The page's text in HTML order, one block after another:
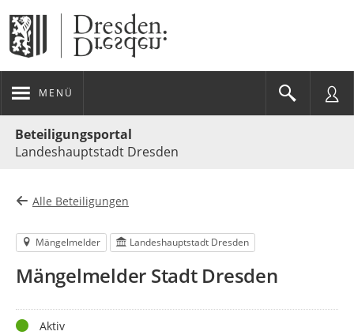
MENÜ
Beteiligungsportal
Landeshauptstadt Dresden
Alle Beteiligungen
Mängelmelder Landeshauptstadt Dresden
Mängelmelder Stadt Dresden
StatusAktiv